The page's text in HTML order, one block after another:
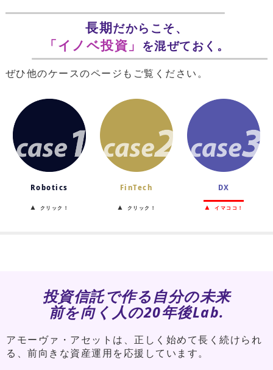
長期だからこそ、
「イノベ投資」 を混ぜておく。
ぜひ他のケースのページもご覧ください。
Robotics FinTech
DX
▲
クリック！ ▲ クリック！ ▲イマココ！
投資信託で作る自分の未来
前を向く人の20年後Lab.
アモーヴァ・アセットは、正しく始めて長く続けられ
る、前向きな資産運用を応援しています。